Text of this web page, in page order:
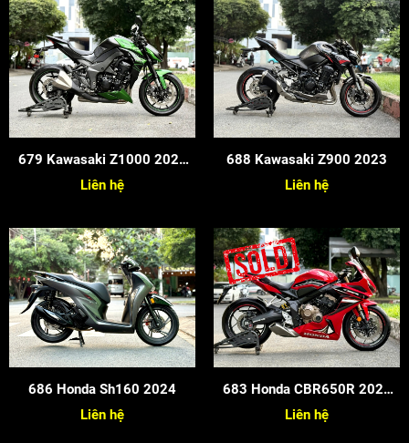
679 Kawasaki Z1000 2022
Cọp Keng
Liên hệ
688 Kawasaki Z900 2023
Liên hệ
686 Honda Sh160 2024
Liên hệ
683 Honda CBR650R 2022
Siêu Cọp
Liên hệ